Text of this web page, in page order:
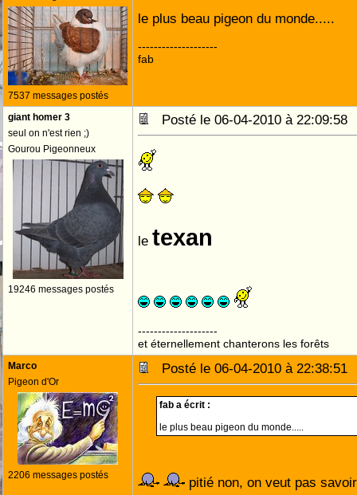
7537 messages postés
le plus beau pigeon du monde.....
--------------------
fab
giant homer 3
seul on n'est rien ;)
Gourou Pigeonneux
19246 messages postés
Posté le 06-04-2010 à
le texan
--------------------
et éternellement chanterons les forêts
Marco
Pigeon d'Or
2206 messages postés
Posté le 06-04-2010 à
fab a écrit :
le plus beau pigeon du monde.....
pitié non, on veut pas